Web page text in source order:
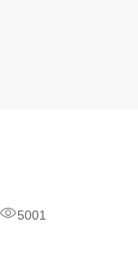
5001